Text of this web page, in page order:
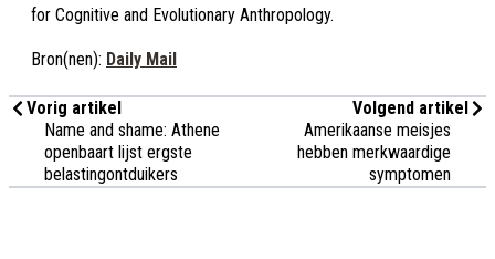
for Cognitive and Evolutionary Anthropology.
Bron(nen): Daily Mail
Vorig artikel
Name and shame: Athene
openbaart lijst ergste
belastingontduikers
Volgend artikel
Amerikaanse meisjes
hebben merkwaardige
symptomen